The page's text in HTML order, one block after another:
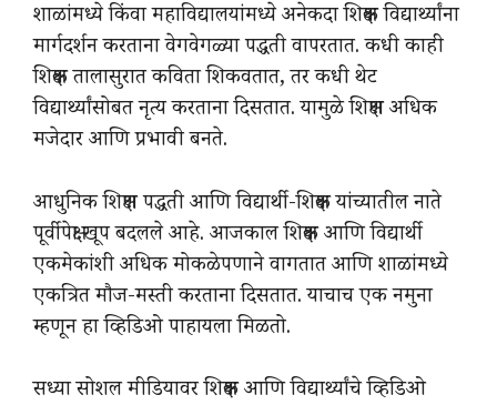
शाळांमध्ये किंवा महाविद्यालयांमध्ये अनेकदा शिक्षक विद्यार्थ्यांना
मार्गदर्शन करताना वेगवेगळ्या पद्धती वापरतात. कधी काही
शिक्षक तालासुरात कविता शिकवतात, तर कधी थेट
विद्यार्थ्यांसोबत नृत्य करताना दिसतात. यामुळे शिक्षण अधिक
मजेदार आणि प्रभावी बनते.
आधुनिक शिक्षण पद्धती आणि विद्यार्थी-शिक्षक यांच्यातील नाते
पूर्वीपेक्षा खूप बदलले आहे. आजकाल शिक्षक आणि विद्यार्थी
एकमेकांशी अधिक मोकळेपणाने वागतात आणि शाळांमध्ये
एकत्रित मौज-मस्ती करताना दिसतात. याचाच एक नमुना
म्हणून हा व्हिडिओ पाहायला मिळतो.
सध्या सोशल मीडियावर शिक्षक आणि विद्यार्थ्यांचे व्हिडिओ